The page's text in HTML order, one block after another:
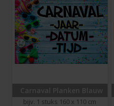
Carnaval Planken Blauw
bijv. 1 stuks 160 x 110 cm